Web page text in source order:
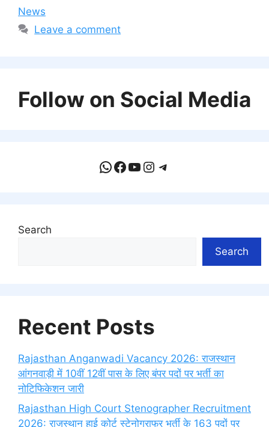
News
Leave a comment
Follow on Social Media
WhatsApp
Facebook
YouTube
Instagram
Telegram
Search
Search
Recent Posts
Rajasthan Anganwadi Vacancy 2026: राजस्थान
आंगनवाड़ी में 10वीं 12वीं पास के लिए बंपर पदों पर भर्ती का
नोटिफिकेशन जारी
Rajasthan High Court Stenographer Recruitment
2026: राजस्थान हाई कोर्ट स्टेनोग्राफर भर्ती के 163 पदों पर